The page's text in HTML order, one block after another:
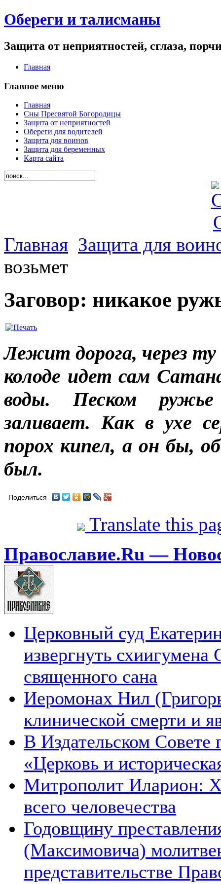
Обереги и талисманы
Защита от неприятностей, сглаза,
Главная
Главное меню
Главная
Сны Пресвятой Богородицы
Защита от неприятностей
Обереги для водителей
Защита для воинов
Защита для беременных
Карта сайта
Главная Защита для
возьмет
Заговор: никакое
Лежит дорога, через
колоде идет сам
воды. Песком
заливает. Как в ухе
порох кипел, а он бы,
был.
Поделиться
Translate this
Православие.Ru —
Церковный суд
извергнуть схиигумена
священного сана
Иеромонах Нил
клинической смерти и
В Издательском Совете
«Церковь и
Митрополит Иларион:
всего человечества
Годовщину
(Максимовича)
представительстве